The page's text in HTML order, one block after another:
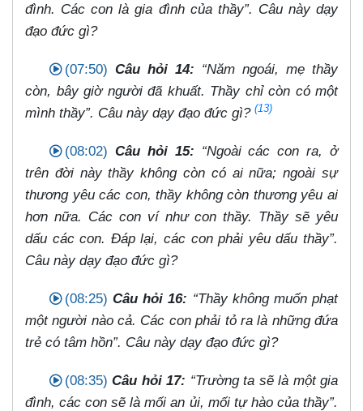
đình. Các con là gia đình của thầy”. Câu này dạy
đạo đức gì?
(07:50) Câu hỏi 14: “Năm ngoái, mẹ thầy
còn, bây giờ người đã khuất. Thầy chỉ còn có một
mình thầy”. Câu này dạy đạo đức gì? (13)
(08:02) Câu hỏi 15: “Ngoài các con ra, ở
trên đời này thầy không còn có ai nữa; ngoài sự
thương yêu các con, thầy không còn thương yêu ai
hơn nữa. Các con ví như con thầy. Thầy sẽ yêu
dấu các con. Đáp lại, các con phải yêu dấu thầy”.
Câu này dạy đạo đức gì?
(08:25) Câu hỏi 16: “Thầy không muốn phạt
một người nào cả. Các con phải tỏ ra là những đứa
trẻ có tâm hồn”. Câu này dạy đạo đức gì?
(08:35) Câu hỏi 17: “Trường ta sẽ là một gia
đình, các con sẽ là mối an ủi, mối tự hào của thầy”.